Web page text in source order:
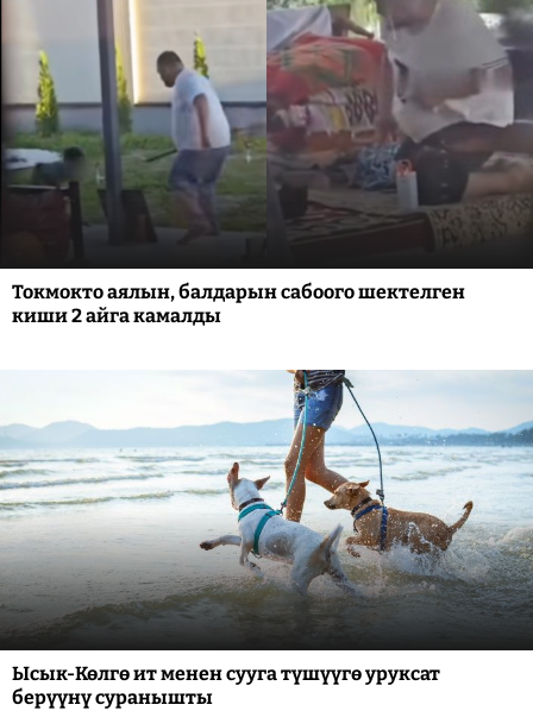
Токмокто аялын, балдарын сабоого шектелген
киши 2 айга камалды
Ысык-Көлгө ит менен сууга түшүүгө уруксат
берүүнү суранышты